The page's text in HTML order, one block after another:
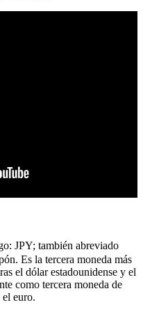
JPY; también abreviado
Es la tercera moneda más
el dólar estadounidense y el
como tercera moneda de
el euro.